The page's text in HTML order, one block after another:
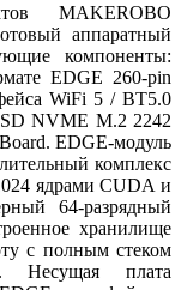
MAKEROBO
аппаратный
компоненты:
EDGE 260-pin
WiFi 5 / BT5.0
NVME M.2 2242
EDGE-модуль
комплекс
ядрами CUDA и
64-разрядный
хранилище
с полным стеком
Несущая плата